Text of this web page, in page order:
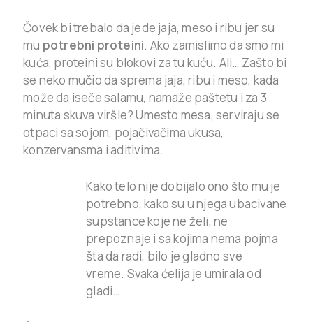
Čovek bi trebalo da jede jaja, meso i ribu jer su
mu potrebni proteini. Ako zamislimo da smo mi
kuća, proteini su blokovi za tu kuću. Ali… Zašto bi
se neko mučio da sprema jaja, ribu i meso, kada
može da iseče salamu, namaže paštetu i za 3
minuta skuva viršle? Umesto mesa, serviraju se
otpaci sa sojom, pojačivačima ukusa,
konzervansma i aditivima.
Kako telo nije dobijalo ono što mu je
potrebno, kako su u njega ubacivane
supstance koje ne želi, ne
prepoznaje i sa kojima nema pojma
šta da radi, bilo je gladno sve
vreme. Svaka ćelija je umirala od
gladi…